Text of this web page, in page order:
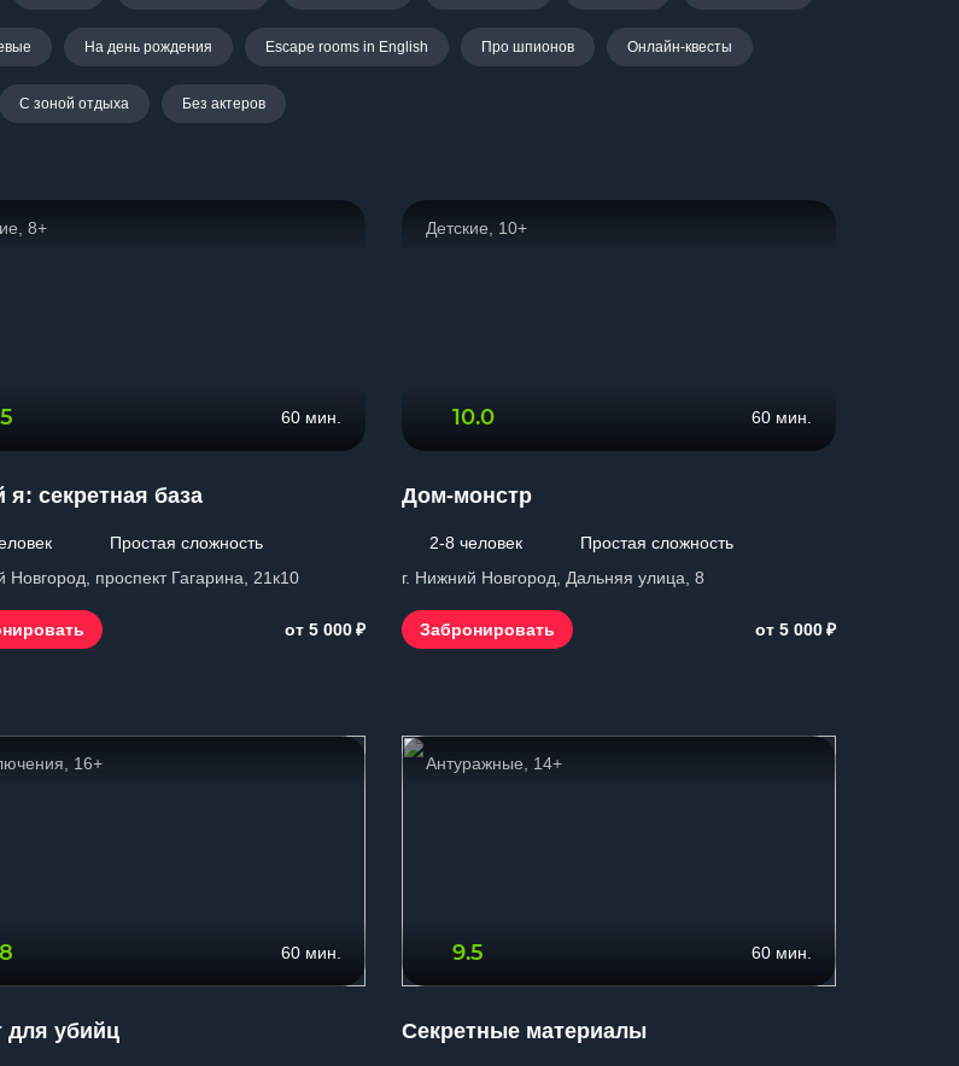
На день рождения Escape rooms in English Про шпионов Онлайн-квесты
С зоной отдыха Без актеров
8+
60 мин.
я: секретная база
Простая сложность
Новгород, проспект Гагарина, 21к10
от 5 000₽
Детские, 10+
10.0 60 мин.
Дом-монстр
2-8 человек
Простая сложность
г. Нижний Новгород, Дальняя улица, 8
Забронировать от 5 000₽
16+
60 мин.
для убийц
Антуражные, 14+
9.5 60 мин.
Секретные материалы